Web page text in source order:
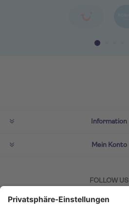
Information
Mein Konto
FOLLOW US